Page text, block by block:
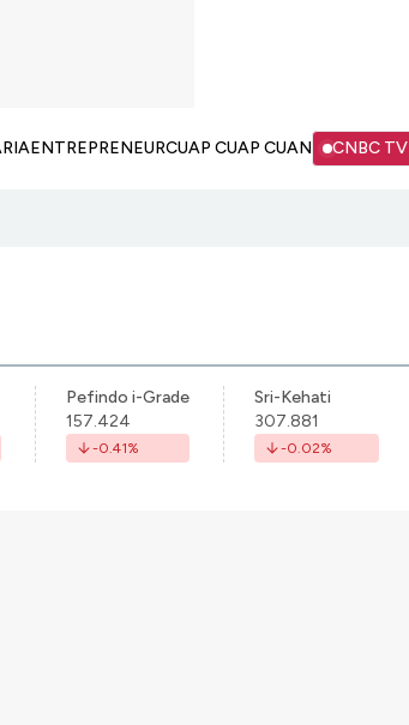
ENTREPRENEURCUAP CUAP CUAN CNBC TV
Pefindo i-Grade
157.424
-0.41%
Sri-Kehati
307.881
-0.02%